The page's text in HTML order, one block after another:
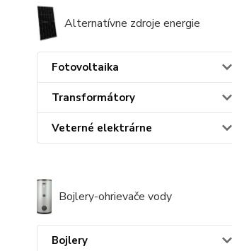
Alternatívne zdroje energie
Fotovoltaika
Transformátory
Veterné elektrárne
Bojlery-ohrievače vody
Bojlery